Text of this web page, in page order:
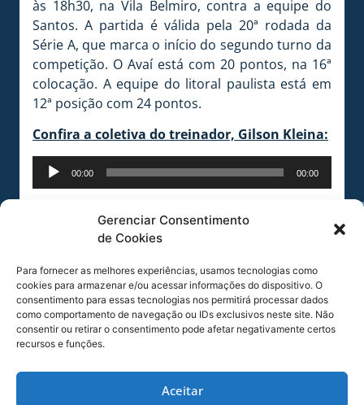
Gerenciar Consentimento
de Cookies
Para fornecer as melhores experiências, usamos tecnologias como
cookies para armazenar e/ou acessar informações do dispositivo. O
consentimento para essas tecnologias nos permitirá processar dados
como comportamento de navegação ou IDs exclusivos neste site. Não
consentir ou retirar o consentimento pode afetar negativamente certos
recursos e funções.
Aceitar
às 18h30, na Vila Belmiro, contra a equipe do
Santos. A partida é válida pela 20ª rodada da
Série A, que marca o início do segundo turno da
competição. O Avaí está com 20 pontos, na 16ª
colocação. A equipe do litoral paulista está em
12ª posição com 24 pontos.
Confira a coletiva do treinador, Gilson Kleina:
Tocador
de
00:00 00:00